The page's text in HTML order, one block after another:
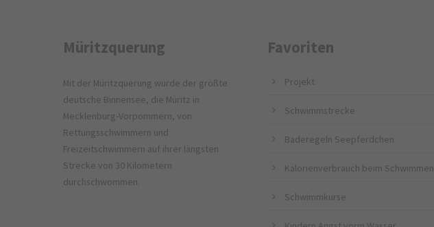
Müritzquerung
Mit der Müritzquerung wurde der größte
deutsche Binnensee, die Müritz in
Mecklenburg-Vorpommern, von
Rettungsschwimmern und
Freizeitschwimmern auf ihrer längsten
Strecke von 30 Kilometern
durchschwommen.
Favoriten
Projekt
Schwimmstrecke
Baderegeln Seepferdchen
Kalorienverbrauch beim Schwimmen
Schwimmkurse